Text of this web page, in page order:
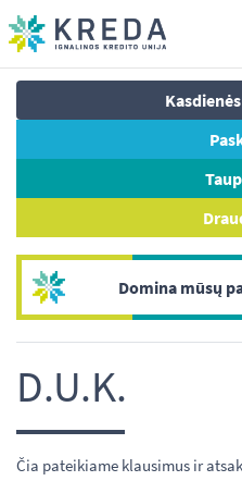
Domina mūsų
D.U.K.
Čia pateikiame klausimus ir